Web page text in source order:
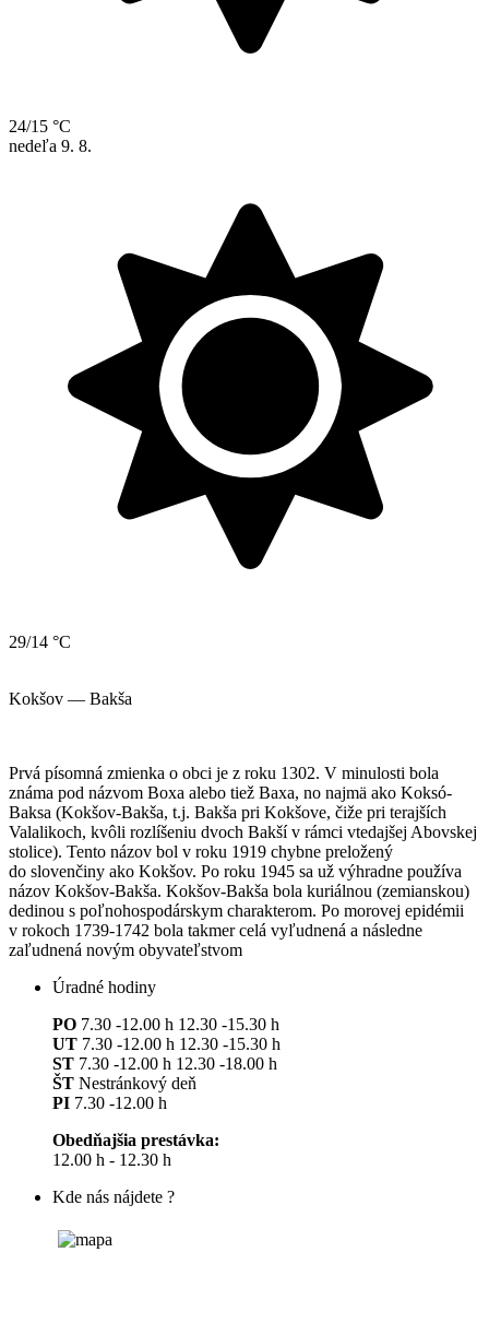
24/15 °C
nedeľa 9. 8.
29/14 °C
Kokšov — Bakša
Prvá písomná zmienka o obci je z roku 1302. V minulosti bola
známa pod názvom Boxa alebo tiež Baxa, no najmä ako Koksó-
Baksa (Kokšov-Bakša, t.j. Bakša pri Kokšove, čiže pri terajších
Valalikoch, kvôli rozlíšeniu dvoch Bakší v rámci vtedajšej Abovskej
stolice). Tento názov bol v roku 1919 chybne preložený
do slovenčiny ako Kokšov. Po roku 1945 sa už výhradne používa
názov Kokšov-Bakša. Kokšov-Bakša bola kuriálnou (zemianskou)
dedinou s poľnohospodárskym charakterom. Po morovej epidémii
v rokoch 1739-1742 bola takmer celá vyľudnená a následne
zaľudnená novým obyvateľstvom
Úradné hodiny
PO 7.30 -12.00 h 12.30 -15.30 h
UT 7.30 -12.00 h 12.30 -15.30 h
ST 7.30 -12.00 h 12.30 -18.00 h
ŠT Nestránkový deň
PI 7.30 -12.00 h
Obedňajšia prestávka:
12.00 h - 12.30 h
Kde nás nájdete ?